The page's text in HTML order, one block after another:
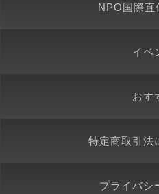
NPO国際直
イベ
おす
特定商取引法
プライバシ